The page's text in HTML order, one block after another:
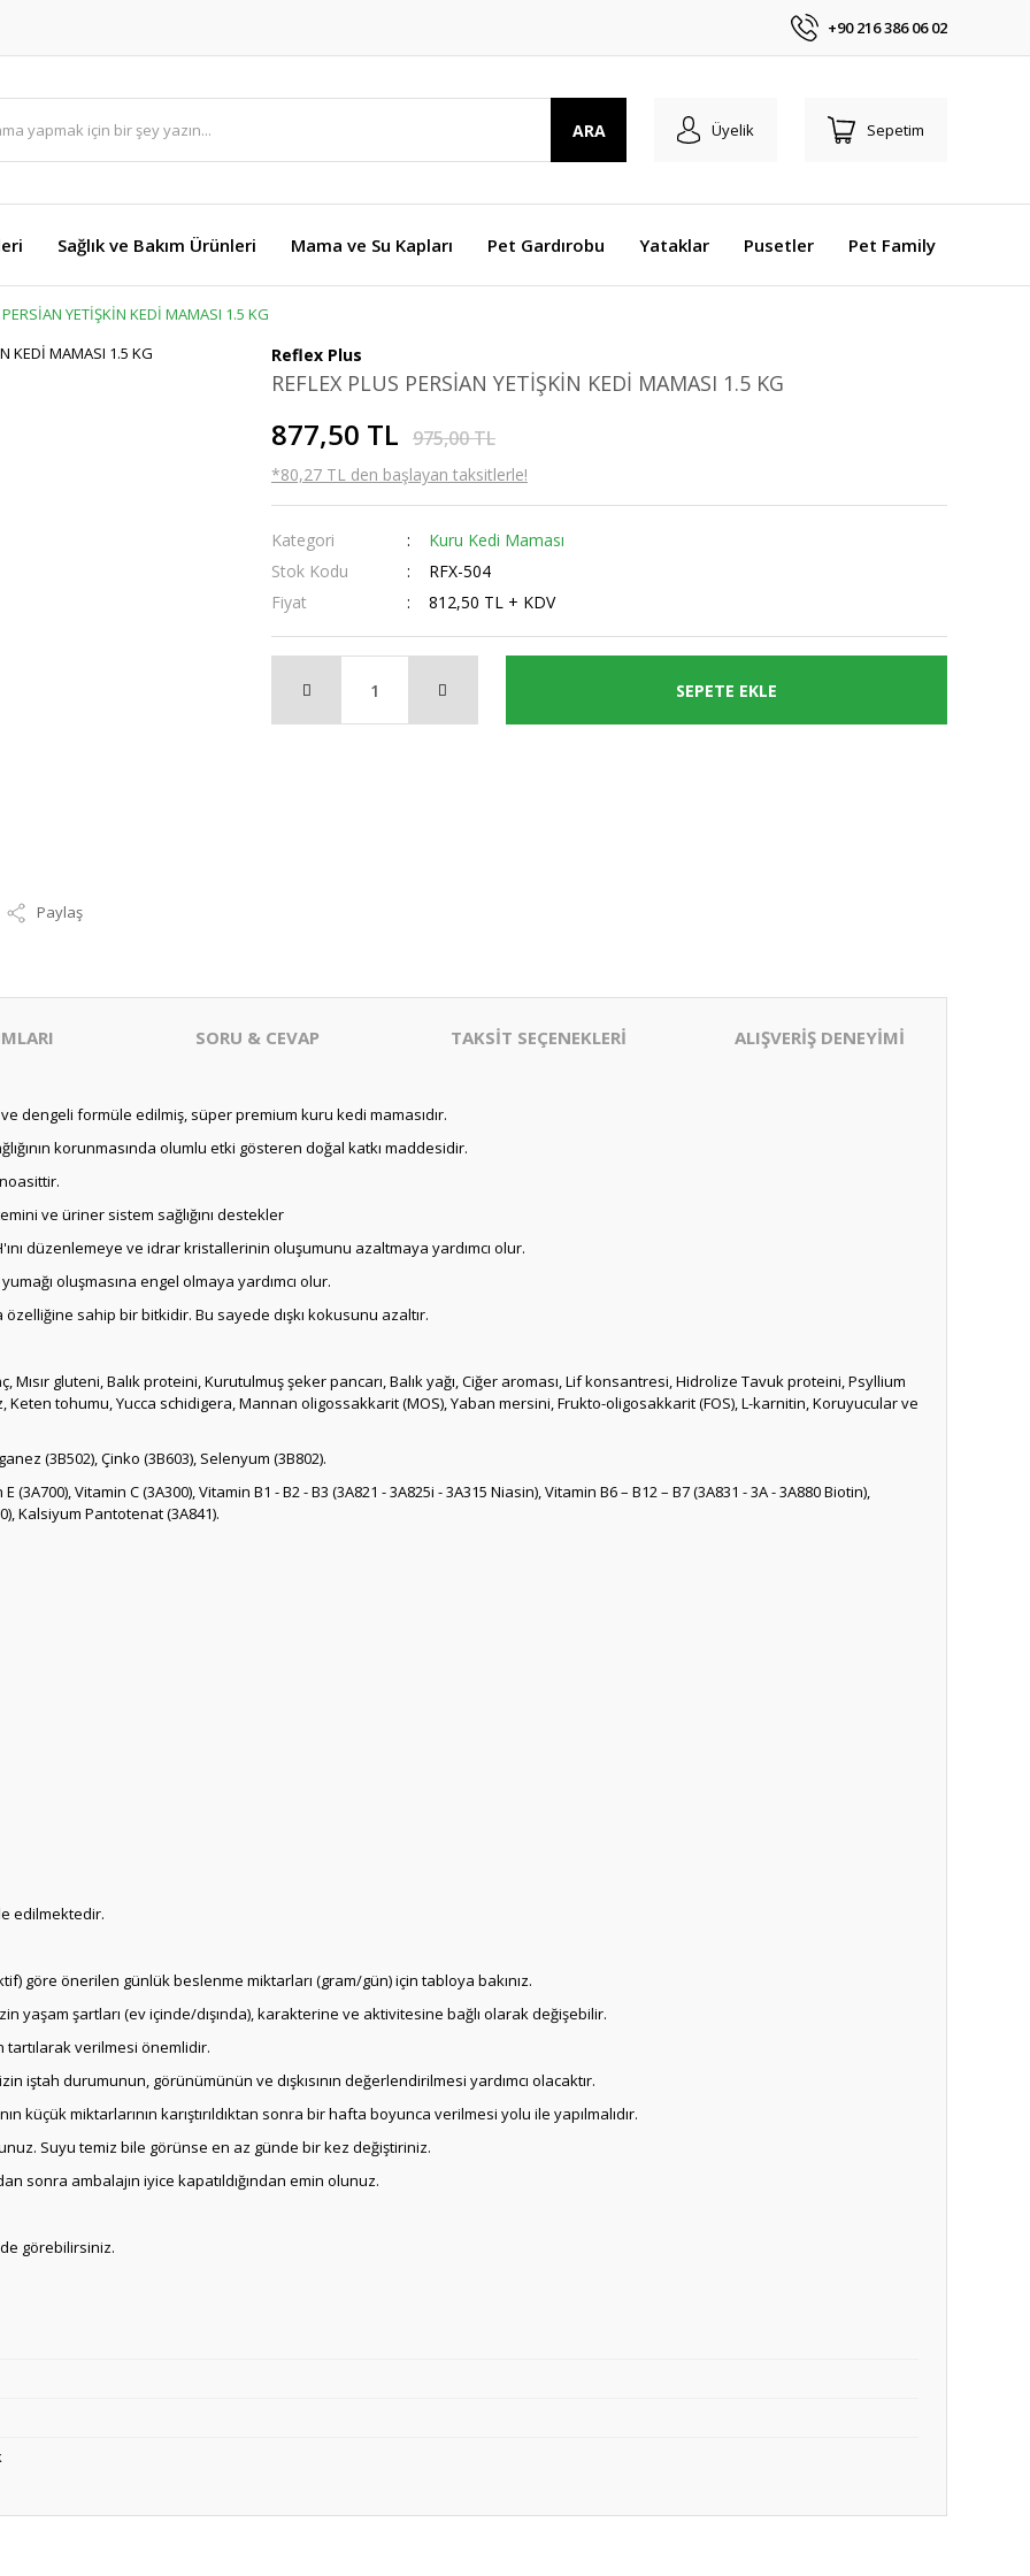
+90 216 386 06 02
ARA Üyelik Sepetim
Sağlık ve Bakım Ürünleri Mama ve Su Kapları Pet Gardırobu Yataklar Pusetler Pet Family
PERSİAN YETİŞKİN KEDİ MAMASI 1.5 KG
Paylaş
Reflex Plus
REFLEX PLUS PERSİAN YETİŞKİN KEDİ MAMASI 1.5 KG
877,50 TL 975,00 TL
*80,27 TL den başlayan taksitlerle!
Kategori
Kuru Kedi Maması
Stok Kodu
RFX-504
Fiyat
812,50 TL + KDV
SEPETE EKLE
SORU & CEVAP TAKSİT SEÇENEKLERİ ALIŞVERİŞ DENEYİMİ
dengeli formüle edilmiş, süper premium kuru kedi mamasıdır.
korunmasında olumlu etki gösteren doğal katkı maddesidir.
ve üriner sistem sağlığını destekler
düzenlemeye ve idrar kristallerinin oluşumunu azaltmaya yardımcı olur.
oluşmasına engel olmaya yardımcı olur.
sahip bir bitkidir. Bu sayede dışkı kokusunu azaltır.
Mısır gluteni, Balık proteini, Kurutulmuş şeker pancarı, Balık yağı, Ciğer aroması, Lif konsantresi, Hidrolize Tavuk proteini, Psyllium
tohumu, Yucca schidigera, Mannan oligossakkarit (MOS), Yaban mersini, Frukto-oligosakkarit (FOS), L-karnitin, Koruyucular ve
(3B502), Çinko (3B603), Selenyum (3B802).
(3A700), Vitamin C (3A300), Vitamin B1 - B2 - B3 (3A821 - 3A825i - 3A315 Niasin), Vitamin B6 – B12 – B7 (3A831 - 3A - 3A880 Biotin),
Kalsiyum Pantotenat (3A841).
edilmektedir.
göre önerilen günlük beslenme miktarları (gram/gün) için tabloya bakınız.
yaşam şartları (ev içinde/dışında), karakterine ve aktivitesine bağlı olarak değişebilir.
tartılarak verilmesi önemlidir.
iştah durumunun, görünümünün ve dışkısının değerlendirilmesi yardımcı olacaktır.
küçük miktarlarının karıştırıldıktan sonra bir hafta boyunca verilmesi yolu ile yapılmalıdır.
Suyu temiz bile görünse en az günde bir kez değiştiriniz.
sonra ambalajın iyice kapatıldığından emin olunuz.
görebilirsiniz.